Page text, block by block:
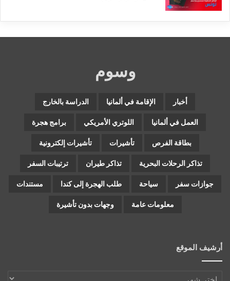
وسوم
أخبار الإقامة في ألمانيا الدراسة بالخارج
العمل في ألمانيا اللوتري الأمريكي برامج هجرة
بطاقة الفرص تأشيرات تأشيرات إلكترونية
تذاكر الرحلات البحرية تذاكر طيران ترتيبات السفر
جوازات سفر سياحة طلب الهجرة إلى كندا مستندات
معلومات عامة وجهات بدون تأشيرة
أرشيف الموقع
أرشيف